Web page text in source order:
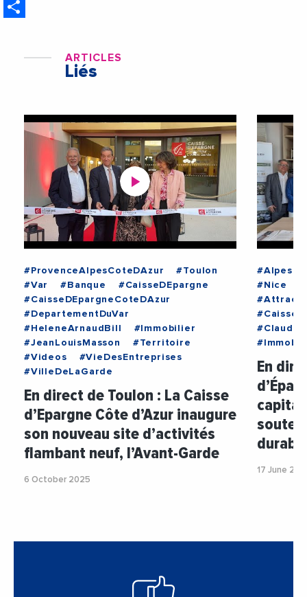
ARTICLES
Liés
#ProvenceAlpesCoteDAzur
#Toulon
#Var
#Banque
#CaisseDEpargne
#CaisseDEpargneCoteDAzur
#DepartementDuVar
#HeleneArnaudBill
#Immobilier
#JeanLouisMasson
#Territoire
#Videos
#VieDesEntreprises
#VilleDeLaGarde
En direct de Toulon : La Caisse
d’Epargne Côte d’Azur inaugure
son nouveau site d’activités
flambant neuf, l’Avant-Garde
6 October 2025
#Nice
En
capital
17 June